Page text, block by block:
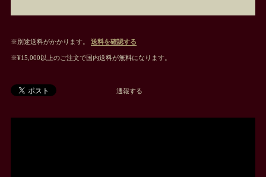
※別途送料がかかります。 送料を確認する
※¥15,000以上のご注文で国内送料が無料になります。
通報する